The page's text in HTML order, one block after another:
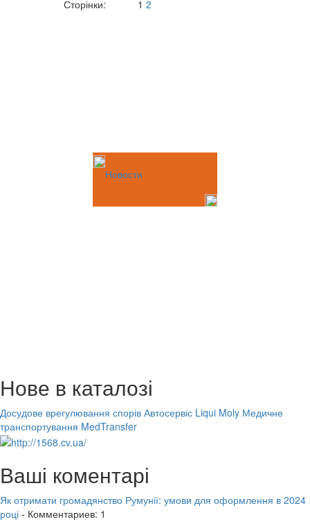
Сторінки: 1 2
Новости
Нове в каталозі
Досудове врегулювання спорів Автосервіс Liqui Moly Медичне
транспортування MedTransfer
Ваші коментарі
Як отримати громадянство Румунії: умови для оформлення в 2024
році - Комментариев: 1